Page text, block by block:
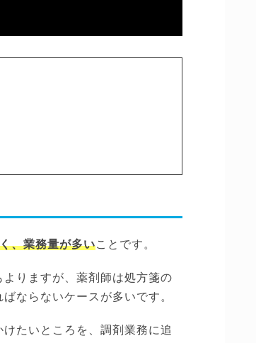
、業務量が多いことです。
りますが、薬剤師は処方箋の
ならないケースが多いです。
たいところを、調剤業務に追